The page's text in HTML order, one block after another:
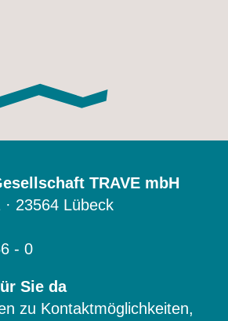
TRAVE mbH
23564 Lübeck
- 0
Sie da
zu Kontaktmöglichkeiten,